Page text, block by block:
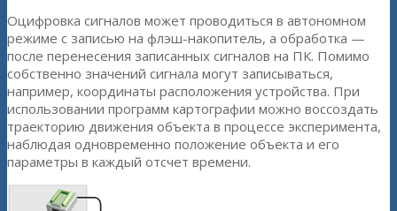
Оцифровка сигналов может проводиться в автономном
режиме с записью на флэш-накопитель, а обработка —
после перенесения записанных сигналов на ПК. Помимо
собственно значений сигнала могут записываться,
например, координаты расположения устройства. При
использовании программ картографии можно воссоздать
траекторию движения объекта в процессе эксперимента,
наблюдая одновременно положение объекта и его
параметры в каждый отсчет времени.